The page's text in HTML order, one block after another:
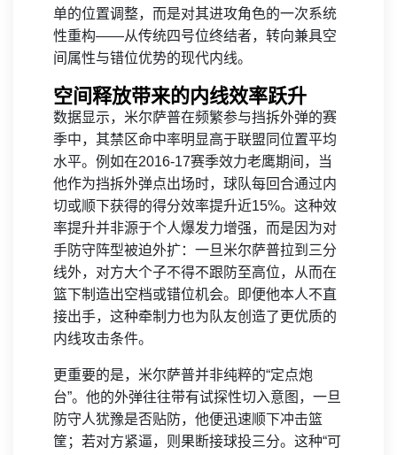
单的位置调整，而是对其进攻角色的一次系统
性重构——从传统四号位终结者，转向兼具空
间属性与错位优势的现代内线。
空间释放带来的内线效率跃升
数据显示，米尔萨普在频繁参与挡拆外弹的赛
季中，其禁区命中率明显高于联盟同位置平均
水平。例如在2016-17赛季效力老鹰期间，当
他作为挡拆外弹点出场时，球队每回合通过内
切或顺下获得的得分效率提升近15%。这种效
率提升并非源于个人爆发力增强，而是因为对
手防守阵型被迫外扩：一旦米尔萨普拉到三分
线外，对方大个子不得不跟防至高位，从而在
篮下制造出空档或错位机会。即便他本人不直
接出手，这种牵制力也为队友创造了更优质的
内线攻击条件。
更重要的是，米尔萨普并非纯粹的“定点炮
台”。他的外弹往往带有试探性切入意图，一旦
防守人犹豫是否贴防，他便迅速顺下冲击篮
筐；若对方紧逼，则果断接球投三分。这种“可